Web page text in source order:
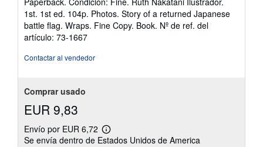
vendedor:
5
de
1st. 1st ed. 104p. Photos. Story of a returned Japanese
battle flag. Wraps. Fine Copy. Book. Nº de ref. del
artículo: 73-1667
Contactar al vendedor
Comprar usado
EUR 9,83
Envío por EUR 6,72
Más
información
Se envía dentro de Estados Unidos de America